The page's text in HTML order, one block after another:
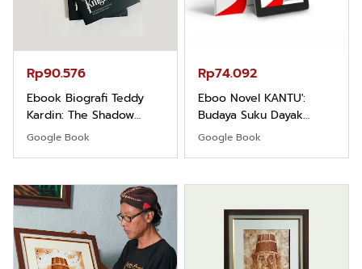
Rp90.576
Ebook Biografi Teddy
Kardin: The Shadow
Khight |
Google Book
Rp74.092
Eboo Novel KANTU':
Budaya Suku Dayak
Borneo
Google Book